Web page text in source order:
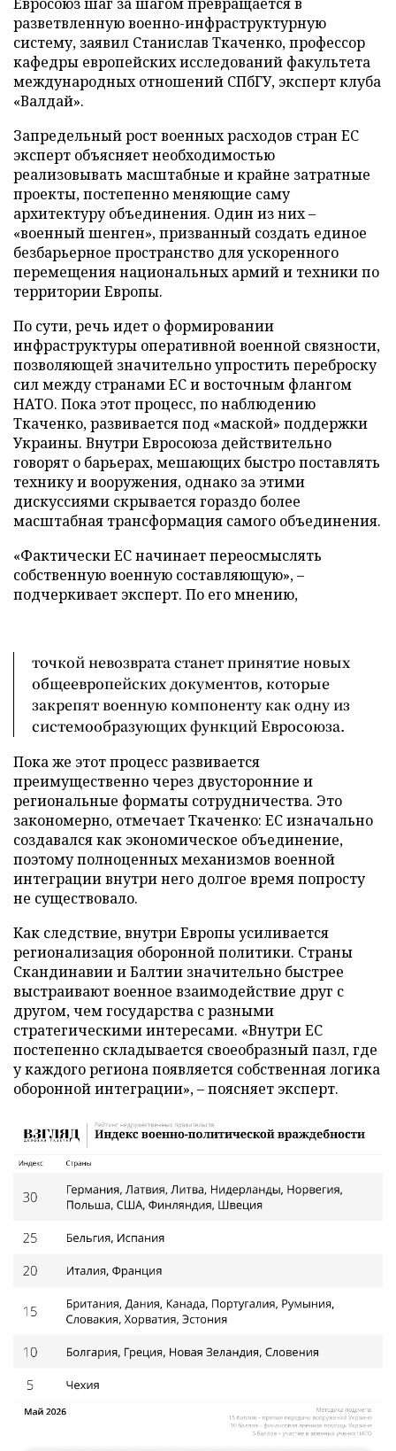
разветвленную военно-инфраструктурную
систему, заявил Станислав Ткаченко, профессор
кафедры европейских исследований факультета
международных отношений СПбГУ, эксперт клуба
«Валдай».
Запредельный рост военных расходов стран ЕС
эксперт объясняет необходимостью
реализовывать масштабные и крайне затратные
проекты, постепенно меняющие саму
архитектуру объединения. Один из них –
«военный шенген», призванный создать единое
безбарьерное пространство для ускоренного
перемещения национальных армий и техники по
территории Европы.
По сути, речь идет о формировании
инфраструктуры оперативной военной связности,
позволяющей значительно упростить переброску
сил между странами ЕС и восточным флангом
НАТО. Пока этот процесс, по наблюдению
Ткаченко, развивается под «маской» поддержки
Украины. Внутри Евросоюза действительно
говорят о барьерах, мешающих быстро поставлять
технику и вооружения, однако за этими
дискуссиями скрывается гораздо более
масштабная трансформация самого объединения.
«Фактически ЕС начинает переосмыслять
собственную военную составляющую», –
подчеркивает эксперт. По его мнению,
точкой невозврата станет принятие новых
общеевропейских документов, которые
закрепят военную компоненту как одну из
системообразующих функций Евросоюза.
Пока же этот процесс развивается
преимущественно через двусторонние и
региональные форматы сотрудничества. Это
закономерно, отмечает Ткаченко: ЕС изначально
создавался как экономическое объединение,
поэтому полноценных механизмов военной
интеграции внутри него долгое время попросту
не существовало.
Как следствие, внутри Европы усиливается
регионализация оборонной политики. Страны
Скандинавии и Балтии значительно быстрее
выстраивают военное взаимодействие друг с
другом, чем государства с разными
стратегическими интересами. «Внутри ЕС
постепенно складывается своеобразный пазл, где
у каждого региона появляется собственная логика
оборонной интеграции», – поясняет эксперт.